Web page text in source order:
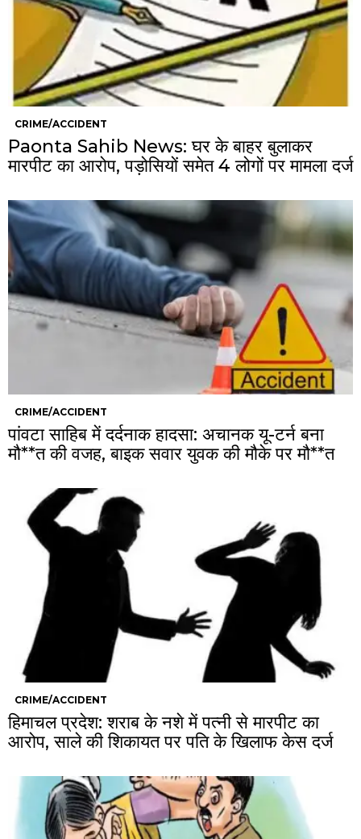
CRIME/ACCIDENT
Paonta Sahib News: घर के बाहर बुलाकर
मारपीट का आरोप, पड़ोसियों समेत 4 लोगों पर मामला दर्ज
CRIME/ACCIDENT
पांवटा साहिब में दर्दनाक हादसा: अचानक यू-टर्न बना
मौ**त की वजह, बाइक सवार युवक की मौके पर मौ**त
CRIME/ACCIDENT
हिमाचल प्रदेश: शराब के नशे में पत्नी से मारपीट का
आरोप, साले की शिकायत पर पति के खिलाफ केस दर्ज